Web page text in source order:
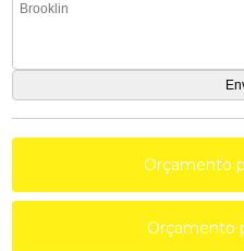
Orçamento
Orçamento